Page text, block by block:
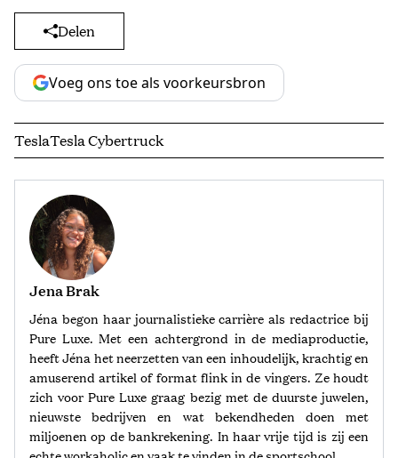
Delen
Voeg ons toe als voorkeursbron
TeslaTesla Cybertruck
Jena Brak
Jéna begon haar journalistieke carrière als redactrice bij
Pure Luxe. Met een achtergrond in de mediaproductie,
heeft Jéna het neerzetten van een inhoudelijk, krachtig en
amuserend artikel of format flink in de vingers. Ze houdt
zich voor Pure Luxe graag bezig met de duurste juwelen,
nieuwste bedrijven en wat bekendheden doen met
miljoenen op de bankrekening. In haar vrije tijd is zij een